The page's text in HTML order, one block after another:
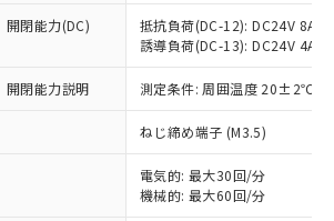
開閉能力(DC)
抵抗負荷(DC-12): DC24V 8A/
誘導負荷(DC-13): DC24V 4A/
開閉能力説明 測定条件: 周囲温度 20±2℃、
ねじ締め端子 (M3.5)
電気的: 最大30回/分
機械的: 最大60回/分
をご了承ください。
状況および標準価格照会結果は、
している更新日時点での社内デー
基づき作成されるものであり、閲
れた時点での実際の在庫および標
格とは異なる場合があることをご
な納期状況および標準価格はお客
お取引先、またはお客様担当のオ
、含有品と判明した場合などや
更することがあります。
（10物質）：
以下、 水銀(Hg) 1000ppm以下、 カド
1000ppm以下、ポリ臭化ビフェニル
以下、ポリ臭化ジフェニルエーテル類
以下、フタル酸ビス(2-エチルヘキシ
名：DOP) 1000ppm以下、フタル酸ブチ
BBP） 1000ppm以下、フタル酸ジブチル
以下、フタル酸ジイソブチル
えていることを示します。
確認です。当社販売部門へお問
ロム) : 1000ppm、 PBBs(ポリ臭化ビフェ
、 PBDEs(ポリ臭化ジフェニルエーテ
、
ジブチル) : 1000ppm、 DIBP(フタル酸ジ
は、これら貴社製品のうち、外国
および外国貿易法に定める商品
下｢規制貨物等」という）を輸出
は国外への提供する場合は、日本
府の輸出許可(または役務取引許
取得するなどの必要な手続きを
は規制貨物を破棄する場合は、完
破砕するなど、違法に輸出されな
説明
一定数以上の在庫あり